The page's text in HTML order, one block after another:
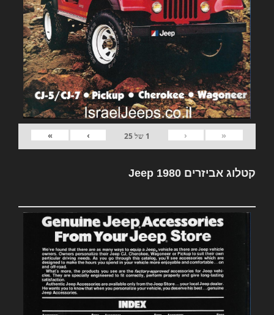
«
‹
1 של25
›
»
קטלוג אביזרים Jeep 1980